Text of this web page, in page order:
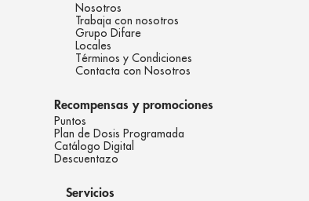
Nosotros
Trabaja con nosotros
Grupo Difare
Locales
Términos y Condiciones
Contacta con Nosotros
Recompensas y promociones
Puntos
Plan de Dosis Programada
Catálogo Digital
Descuentazo
Servicios